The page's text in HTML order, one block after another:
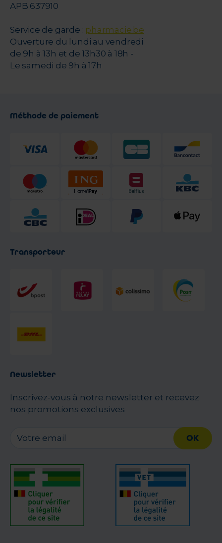
APB 637910
Service de garde : pharmacie.be
Ouverture du lundi au vendredi
de 9h à 13h et de 13h30 à 18h -
Le samedi de 9h à 17h
Méthode de paiement
Transporteur
Newsletter
Inscrivez-vous à notre newsletter et recevez
nos promotions exclusives
OK